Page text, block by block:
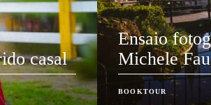
casal
Ensaio
Michele
BOOKTOUR